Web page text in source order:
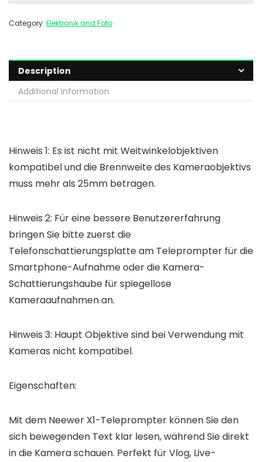
Category: Elektronik and Foto
Description
Additional information
Hinweis 1: Es ist nicht mit Weitwinkelobjektiven
kompatibel und die Brennweite des Kameraobjektivs
muss mehr als 25mm betragen.
Hinweis 2: Für eine bessere Benutzererfahrung
bringen Sie bitte zuerst die
Telefonschattierungsplatte am Teleprompter für die
Smartphone-Aufnahme oder die Kamera-
Schattierungshaube für spiegellose
Kameraaufnahmen an.
Hinweis 3: Haupt Objektive sind bei Verwendung mit
Kameras nicht kompatibel.
Eigenschaften:
Mit dem Neewer X1-Teleprompter können Sie den
sich bewegenden Text klar lesen, während Sie direkt
in die Kamera schauen. Perfekt für Vlog, Live-